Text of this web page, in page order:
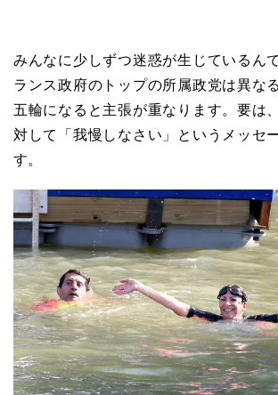
みんなに少しずつ迷惑が生じているん
ランス政府のトップの所属政党は異な
五輪になると主張が重なります。要は
対して「我慢しなさい」というメッセ
す。